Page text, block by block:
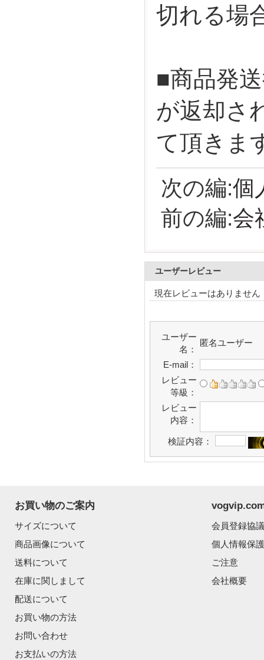
切れる場
■商品発
が返却さ
て頂きま
次の編:個
前の編:会
ユーザーレビュー
現在レビューはありません
ユーザー
名：
匿名ユーザー
E-mail：
レビュー
等級：
レビュー
内容：
検証内容：
お買い物のご案内
サイズについて
商品画像について
送料について
在庫に関しまして
配送について
お買い物の方法
お問い合わせ
お支払いの方法
会員登録協
個人情報保
ご注意
会社概要